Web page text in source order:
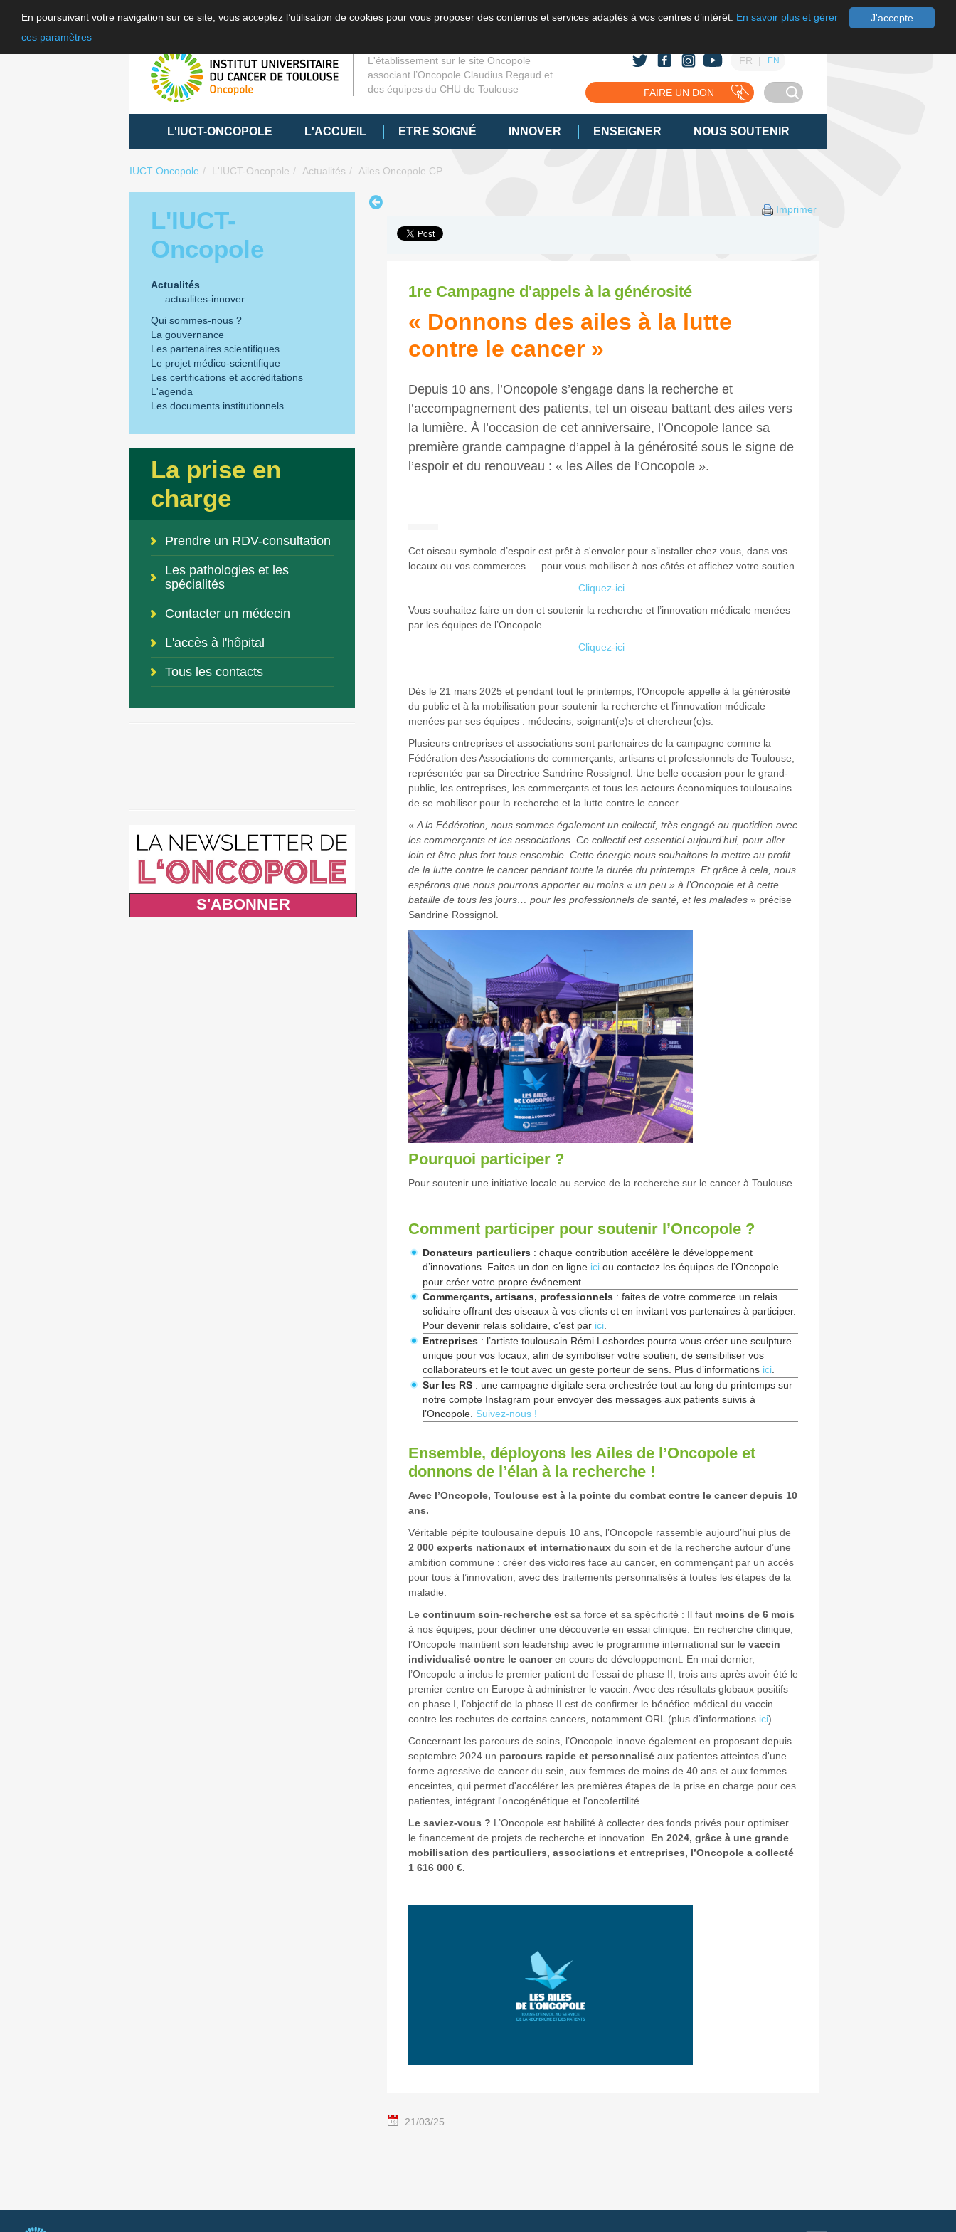
J'accepte
En poursuivant votre navigation sur ce site, vous acceptez l’utilisation de cookies pour vous proposer des contenus et services adaptés à vos centres d’intérêt. En savoir plus et gérer
ces paramètres
L'établissement sur le site Oncopole
associant l’Oncopole Claudius Regaud et
des équipes du CHU de Toulouse
FR EN
FAIRE UN DON
L'IUCT-ONCOPOLE L'ACCUEIL ETRE SOIGNÉ INNOVER ENSEIGNER NOUS SOUTENIR
IUCT Oncopole L'IUCT-Oncopole Actualités Ailes Oncopole CP
L'IUCT-
Oncopole
Actualités
actualites-innover
Qui sommes-nous ?
La gouvernance
Les partenaires scientifiques
Le projet médico-scientifique
Les certifications et accréditations
L'agenda
Les documents institutionnels
La prise en
charge
Prendre un RDV-consultation
Les pathologies et les
spécialités
Contacter un médecin
L'accès à l'hôpital
Tous les contacts
S'ABONNER
Imprimer
1re Campagne d'appels à la générosité
« Donnons des ailes à la lutte
contre le cancer »
Depuis 10 ans, l’Oncopole s’engage dans la recherche et
l’accompagnement des patients, tel un oiseau battant des ailes vers
la lumière. À l’occasion de cet anniversaire, l’Oncopole lance sa
première grande campagne d’appel à la générosité sous le signe de
l’espoir et du renouveau : « les Ailes de l’Oncopole ».
Cet oiseau symbole d’espoir est prêt à s'envoler pour s’installer chez vous, dans vos
locaux ou vos commerces … pour vous mobiliser à nos côtés et affichez votre soutien
Cliquez-ici
Vous souhaitez faire un don et soutenir la recherche et l’innovation médicale menées
par les équipes de l’Oncopole
Cliquez-ici
Dès le 21 mars 2025 et pendant tout le printemps, l’Oncopole appelle à la générosité
du public et à la mobilisation pour soutenir la recherche et l’innovation médicale
menées par ses équipes : médecins, soignant(e)s et chercheur(e)s.
Plusieurs entreprises et associations sont partenaires de la campagne comme la
Fédération des Associations de commerçants, artisans et professionnels de Toulouse,
représentée par sa Directrice Sandrine Rossignol. Une belle occasion pour le grand-
public, les entreprises, les commerçants et tous les acteurs économiques toulousains
de se mobiliser pour la recherche et la lutte contre le cancer.
« A la Fédération, nous sommes également un collectif, très engagé au quotidien avec
les commerçants et les associations. Ce collectif est essentiel aujourd’hui, pour aller
loin et être plus fort tous ensemble. Cette énergie nous souhaitons la mettre au profit
de la lutte contre le cancer pendant toute la durée du printemps. Et grâce à cela, nous
espérons que nous pourrons apporter au moins « un peu » à l’Oncopole et à cette
bataille de tous les jours… pour les professionnels de santé, et les malades» précise
Sandrine Rossignol.
Pourquoi participer ?
Pour soutenir une initiative locale au service de la recherche sur le cancer à Toulouse.
Comment participer pour soutenir l’Oncopole ?
Donateurs particuliers : chaque contribution accélère le développement
d’innovations. Faites un don en ligne iciou contactez les équipes de l’Oncopole
pour créer votre propre événement.
Commerçants, artisans, professionnels : faites de votre commerce un relais
solidaire offrant des oiseaux à vos clients et en invitant vos partenaires à participer.
Pour devenir relais solidaire, c’est par ici.
Entreprises : l’artiste toulousain Rémi Lesbordes pourra vous créer une sculpture
unique pour vos locaux, afin de symboliser votre soutien, de sensibiliser vos
collaborateurs et le tout avec un geste porteur de sens. Plus d’informations ici.
Sur les RS: une campagne digitale sera orchestrée tout au long du printemps sur
notre compte Instagram pour envoyer des messages aux patients suivis à
l’Oncopole. Suivez-nous !
Ensemble, déployons les Ailes de l’Oncopole et
donnons de l’élan à la recherche !
Avec l’Oncopole, Toulouse est à la pointe du combat contre le cancer depuis 10
ans.
Véritable pépite toulousaine depuis 10 ans, l’Oncopole rassemble aujourd’hui plus de
2 000 experts nationaux et internationauxdu soin et de la recherche autour d’une
ambition commune : créer des victoires face au cancer, en commençant par un accès
pour tous à l’innovation, avec des traitements personnalisés à toutes les étapes de la
maladie.
Le continuum soin-rechercheest sa force et sa spécificité : Il faut moins de 6 mois
à nos équipes, pour décliner une découverte en essai clinique. En recherche clinique,
l’Oncopole maintient son leadership avec le programme international sur le vaccin
individualisé contre le canceren cours de développement. En mai dernier,
l’Oncopole a inclus le premier patient de l’essai de phase II, trois ans après avoir été le
premier centre en Europe à administrer le vaccin. Avec des résultats globaux positifs
en phase I, l’objectif de la phase II est de confirmer le bénéfice médical du vaccin
contre les rechutes de certains cancers, notamment ORL (plus d’informations ici).
Concernant les parcours de soins, l’Oncopole innove également en proposant depuis
septembre 2024 un parcours rapide et personnaliséaux patientes atteintes d'une
forme agressive de cancer du sein, aux femmes de moins de 40 ans et aux femmes
enceintes, qui permet d'accélérer les premières étapes de la prise en charge pour ces
patientes, intégrant l'oncogénétique et l'oncofertilité.
Le saviez-vous ? L’Oncopole est habilité à collecter des fonds privés pour optimiser
le financement de projets de recherche et innovation. En 2024, grâce à une grande
mobilisation des particuliers, associations et entreprises, l’Oncopole a collecté
1 616 000 €.
21/03/25